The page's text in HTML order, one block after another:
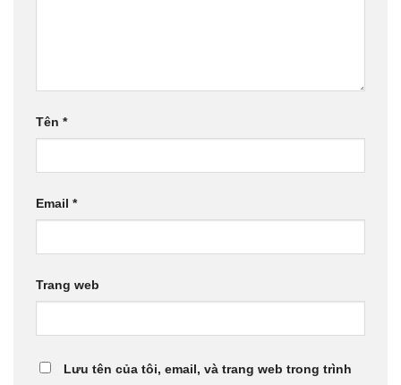
Tên *
Email *
Trang web
Lưu tên của tôi, email, và trang web trong trình